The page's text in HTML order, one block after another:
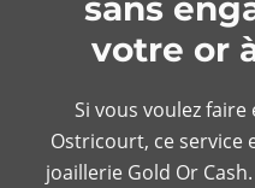
sans
votre or
Si vous voulez
Ostricourt, ce service
joaillerie Gold Or